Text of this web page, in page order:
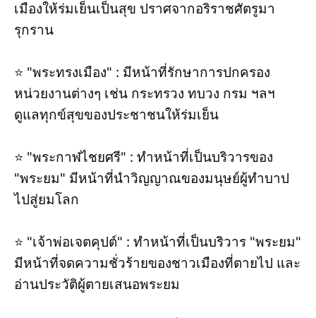
เมืองให้ร่มเย็นเป็นสุข ปราศจากอริราชศัตรูมา
รุกราน
⭐ "พระทรงเมือง" : มีหน้าที่รักษาการปกครอง
หน่วยงานต่างๆ เช่น กระทรวง ทบวง กรม ฯลฯ
ดูแลทุกข์สุขของประชาชนให้ร่มเย็น
⭐ "พระกาฬไชยศรี" : ทำหน้าที่เป็นบริวารของ
"พระยม" มีหน้าที่นำวิญญาณของมนุษย์ผู้ทำบาป
ไปสู่ยมโลก
⭐ "เจ้าพ่อเจตคุปต์" : ทำหน้าที่เป็นบริวาร "พระยม"
มีหน้าที่จดความชั่วร้ายของชาวเมืองที่ตายไป และ
อ่านประวัติผู้ตายเสนอพระยม